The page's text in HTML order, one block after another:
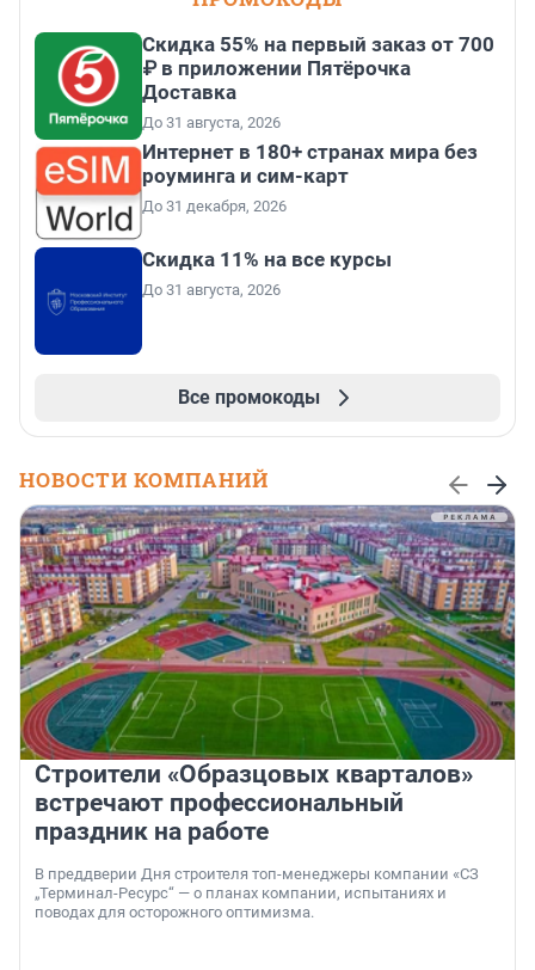
Скидка 55% на первый заказ от 700
₽ в приложении Пятёрочка
Доставка
До 31 августа, 2026
Интернет в 180+ странах мира без
роуминга и сим-карт
До 31 декабря, 2026
Скидка 11% на все курсы
До 31 августа, 2026
Все промокоды
НОВОСТИ КОМПАНИЙ
Строители «Образцовых кварталов»
встречают профессиональный
праздник на работе
В преддверии Дня строителя топ-менеджеры компании «СЗ
„Терминал-Ресурс“ — о планах компании, испытаниях и
поводах для осторожного оптимизма.